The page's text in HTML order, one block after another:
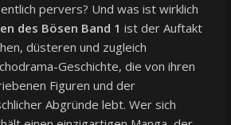
pervers? Und was ist wirklich
des Bösen Band 1 ist der Auftakt
düsteren und zugleich
Geschichte, die von ihren
Figuren und der
Abgründe lebt. Wer sich